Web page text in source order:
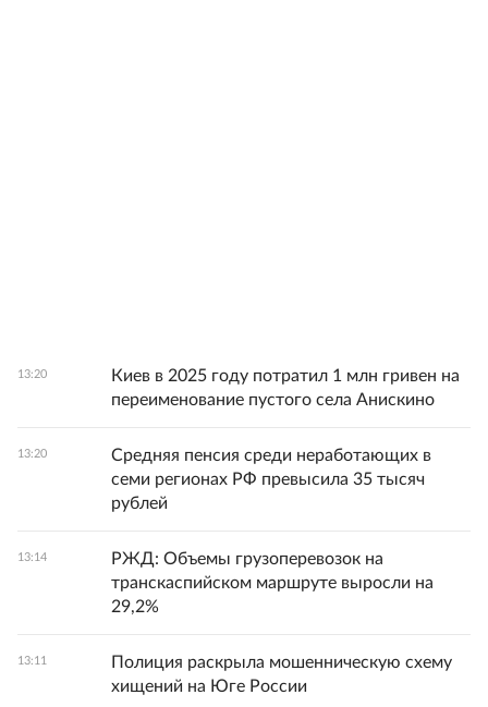
13:20
Киев в 2025 году потратил 1 млн гривен на
переименование пустого села Анискино
13:20
Средняя пенсия среди неработающих в
семи регионах РФ превысила 35 тысяч
рублей
13:14
РЖД: Объемы грузоперевозок на
транскаспийском маршруте выросли на
29,2%
13:11
Полиция раскрыла мошенническую схему
хищений на Юге России